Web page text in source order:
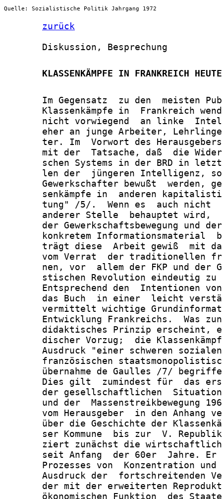
Quelle: Sozialistische Politik Jahrgang 1972
zurück
       Diskussion, Besprechung
       KLASSENKÄMPFE IN FRANKREICH HEUTE